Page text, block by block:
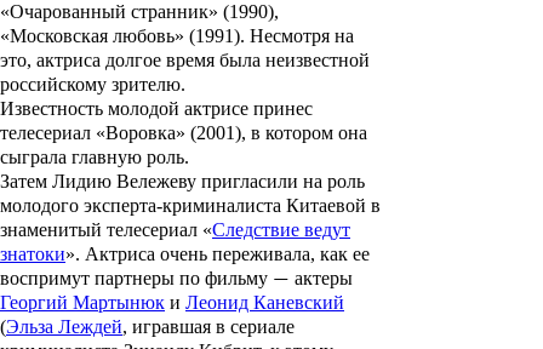
«Очарованный странник» (1990),
«Московская любовь» (1991). Несмотря на
это, актриса долгое время была неизвестной
российскому зрителю.
Известность молодой актрисе принес
телесериал «Воровка» (2001), в котором она
сыграла главную роль.
Затем Лидию Вележеву пригласили на роль
молодого эксперта-криминалиста Китаевой в
знаменитый телесериал «Следствие ведут
знатоки». Актриса очень переживала, как ее
воспримут партнеры по фильму — актеры
Георгий Мартынюк и Леонид Каневский
(Эльза Леждей, игравшая в сериале